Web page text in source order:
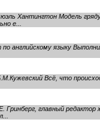
Хантингтон Модель
е...
языку
Всё, что
главный